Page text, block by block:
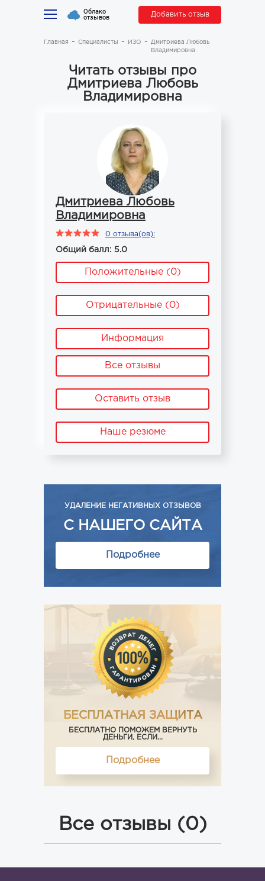
Облако
отзывов Добавить отзыв
Главная Специалисты ИЗО
Дмитриева Любовь
Владимировна
Читать отзывы про
Дмитриева Любовь
Владимировна
Дмитриева Любовь
Владимировна
0 отзыва(ов):
Общий балл: 5.0
Положительные (0)
Отрицательные (0)
Информация
Все отзывы
Оставить отзыв
Наше резюме
УДАЛЕНИЕ НЕГАТИВНЫХ ОТЗЫВОВ
С НАШЕГО САЙТА
Подробнее
БЕСПЛАТНАЯ ЗАЩИТА
БЕСПЛАТНО ПОМОЖЕМ ВЕРНУТЬ
ДЕНЬГИ, ЕСЛИ...
Подробнее
Все отзывы (0)